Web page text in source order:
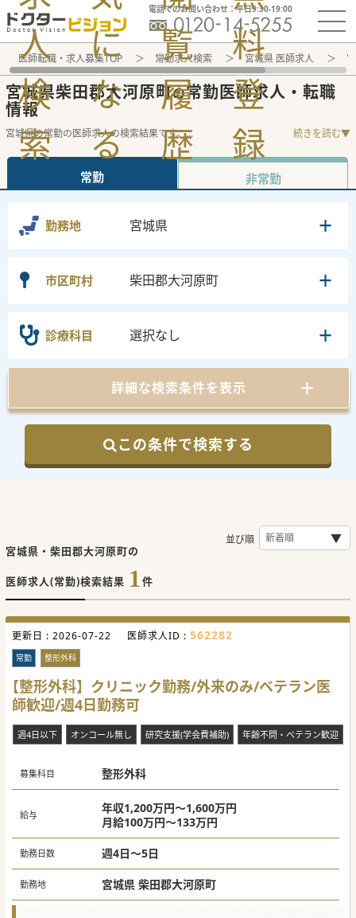
電話でのお問い合わせ：平日9:30-19:00
人
検
索
に
な
る
覧
履
歴
料
登
録
医師転職・求人募集TOP 常勤求人検索 宮城県 医師求人
宮城県柴田郡大河原町の常勤医師求人・転職
情報
宮城県の常勤の医師求人の検索結果です。... 続きを読む▼
常勤 非常勤
勤務地 宮城県
市区町村 柴田郡大河原町
診療科目 選択なし
詳細な検索条件を表示
この条件で検索する
宮城県・柴田郡大河原町の
医師求人(常勤)検索結果 1件
並び順
更新日 : 2026-07-22 医師求人ID : 562282
常勤 整形外科
【整形外科】クリニック勤務/外来のみ/ベテラン医
師歓迎/週4日勤務可
週4日以下 オンコール無し 研究支援(学会費補助) 年齢不問・ベテラン歓迎
募集科目 整形外科
給与
年収1,200万円～1,600万円
月給100万円～133万円
勤務日数 週4日～5日
勤務地 宮城県 柴田郡大河原町